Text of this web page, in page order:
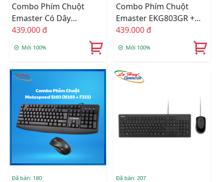
Combo Phím Chuột
Emaster Có Dây
439.000 đ
Mới 100%
Combo Phím Chuột
Emaster EKG803GR +
EMG801W
439.000 đ
Mới 100%
Đã bán: 180 Đã bán: 207